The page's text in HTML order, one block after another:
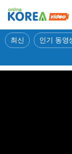
최신 인기 동영